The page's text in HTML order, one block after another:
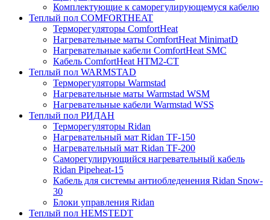
Комплектующие к саморегулирующемуся кабелю
Теплый пол COMFORTHEAT
Терморегуляторы ComfortHeat
Нагревательные маты ComfortHeat MinimatD
Нагревательные кабели ComfortHeat SMC
Кабель ComfortHeat HTM2-CT
Теплый пол WARMSTAD
Терморегуляторы Warmstad
Нагревательные маты Warmstad WSM
Нагревательные кабели Warmstad WSS
Теплый пол РИДАН
Терморегуляторы Ridan
Нагревательный мат Ridan TF-150
Нагревательный мат Ridan TF-200
Саморегулирующийся нагревательный кабель
Ridan Pipeheat-15
Кабель для системы антиобледенения Ridan Snow-
30
Блоки управления Ridan
Теплый пол HEMSTEDT